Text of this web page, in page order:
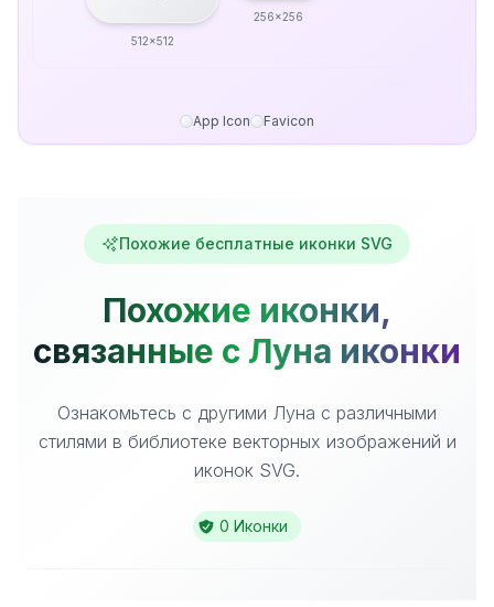
512x512
256x256
App Icon Favicon
Похожие бесплатные иконки SVG
Похожие иконки,
связанные с Луна иконки
Ознакомьтесь с другими Луна с различными
стилями в библиотеке векторных изображений и
иконок SVG.
0 Иконки